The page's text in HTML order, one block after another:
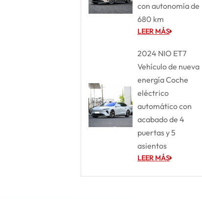
con autonomía de
680 km
LEER MÁS
2024 NIO ET7
Vehículo de nueva
energía Coche
eléctrico
automático con
acabado de 4
puertas y 5
asientos
LEER MÁS